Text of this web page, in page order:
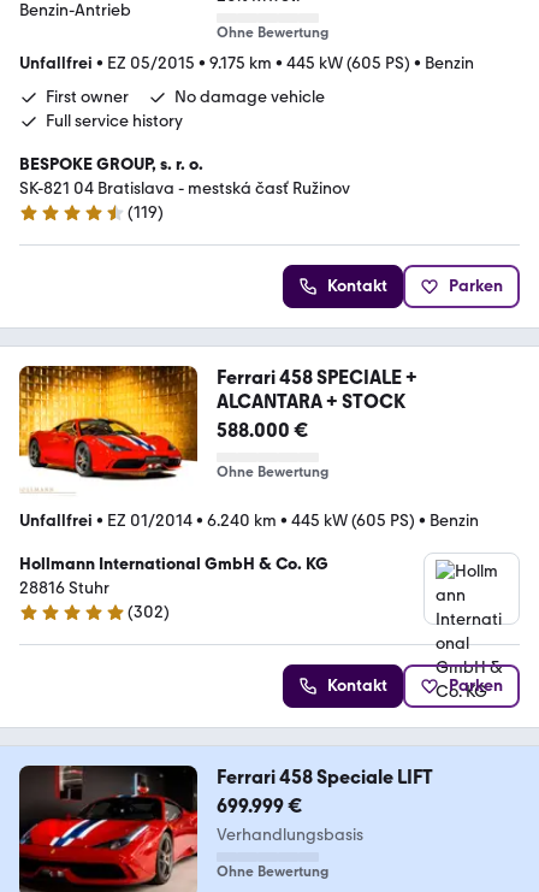
Ohne Bewertung
Unfallfrei • EZ 05/2015 • 9.175 km • 445 kW (605 PS) • Benzin
First owner
No damage vehicle
Full service history
BESPOKE GROUP, s. r. o.
SK-821 04 Bratislava - mestská časť Ružinov
4.6 Sterne
(119)
Kontakt Parken
Ferrari 458 SPECIALE +
ALCANTARA + STOCK
588.000 €
Ohne Bewertung
Unfallfrei • EZ 01/2014• 6.240 km • 445 kW (605 PS) • Benzin
Hollmann International GmbH & Co. KG
28816 Stuhr
4.9 Sterne
(302)
Kontakt Parken
Ferrari 458 Speciale LIFT
699.999 €
Verhandlungsbasis
Ohne Bewertung